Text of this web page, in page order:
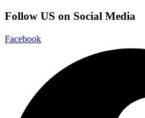
Follow US on Social Media
Facebook